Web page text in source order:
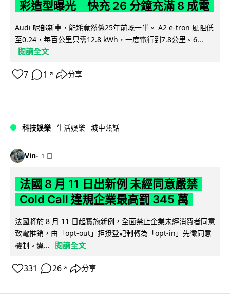
彩造型曝光 快充 26 分鐘充滿 8 成電
Audi 呢部新車，能耗竟然係25年前嘅一半。 A2 e-tron 風阻低
至0.24，每百公里只需12.8 kWh，一度電行到7.8公里。6...
閱讀全文
7 1 ↗ 分享
科技娛樂 生活娛樂 城中熱話
Vin 1 日
法國 8 月 11 日出新例 未經同意嚴禁
Cold Call 違規企業最高罰 345 萬
法國將於 8 月 11 日起實施新例，全面禁止企業未經消費者同意
致電推銷，由「opt-out」拒接登記制轉為「opt-in」先徵同意
機制。違...
閱讀全文
331 26 ↗ 分享